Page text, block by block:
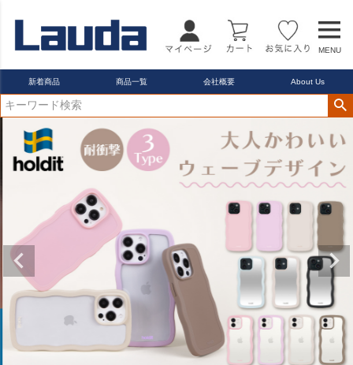
MENU
新着商品 商品一覧 会社概要 About Us